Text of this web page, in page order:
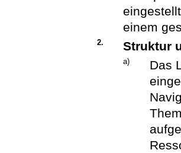
einem
2. Struktur
a)
Das